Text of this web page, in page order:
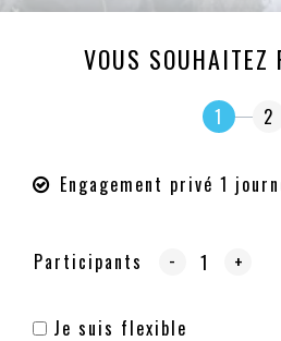
VOUS SOUHAITEZ
1 2
Engagement privé 1
Participants - +
Je suis flexible